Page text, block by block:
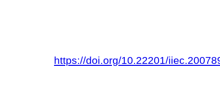
https://doi.org/10.22201/